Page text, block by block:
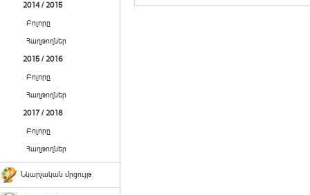
2014 / 2015
Բոլորը
Հաղթողներ
2015 / 2016
Բոլորը
Հաղթողներ
2017 / 2018
Բոլորը
Հաղթողներ
Նկարչական մրցույթ